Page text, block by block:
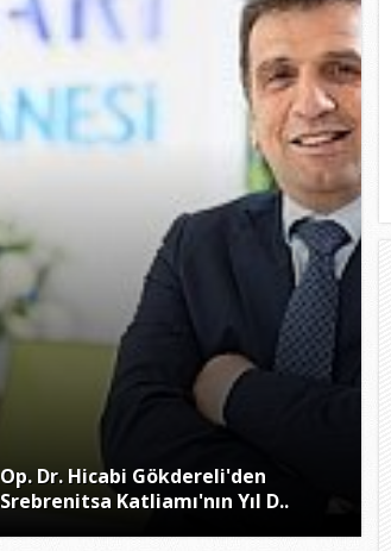
Op. Dr. Hicabi Gökdereli'den
Srebrenitsa Katliamı'nın Yıl D..